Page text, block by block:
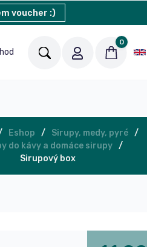
voucher :)
Blog Kontakt
0
Eshop
Sirupy, medy, pyré
do kávy a domáce sirupy
Sirupový box